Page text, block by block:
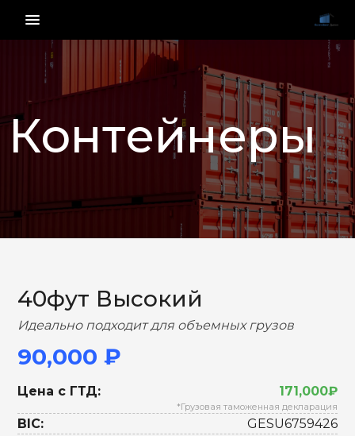
menu_vert
Контейнеры
НАЗАД ВПЕРЕД
40фут Высокий
Идеально подходит для объемных грузов
90,000 ₽
Цена с ГТД: 171,000₽
*Грузовая таможенная декларация
BIC:
GESU6759426